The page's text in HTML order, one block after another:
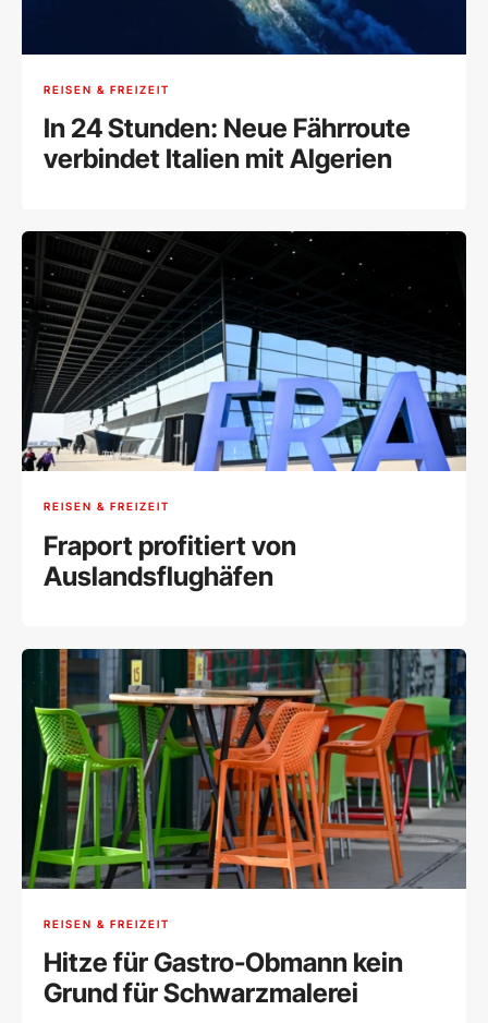
REISEN & FREIZEIT
In 24 Stunden: Neue Fährroute
verbindet Italien mit Algerien
REISEN & FREIZEIT
Fraport profitiert von
Auslandsflughäfen
REISEN & FREIZEIT
Hitze für Gastro-Obmann kein
Grund für Schwarzmalerei